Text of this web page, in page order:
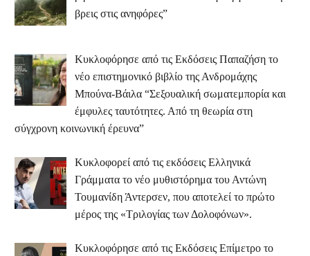
βρεις στις ανηφόρες”
Κυκλοφόρησε από τις Εκδόσεις Παπαζήση το
νέο επιστημονικό βιβλίο της Ανδρομάχης
Μπούνα-Βάιλα “Σεξουαλική σωματεμπορία και
έμφυλες ταυτότητες. Από τη θεωρία στη
σύγχρονη κοινωνική έρευνα”
Κυκλοφορεί από τις εκδόσεις Ελληνικά
Γράμματα το νέο μυθιστόρημα του Αντώνη
Τουμανίδη Άντερσεν, που αποτελεί το πρώτο
μέρος της «Τριλογίας των Δολοφόνων».
Κυκλοφόρησε από τις Εκδόσεις Επίμετρο το